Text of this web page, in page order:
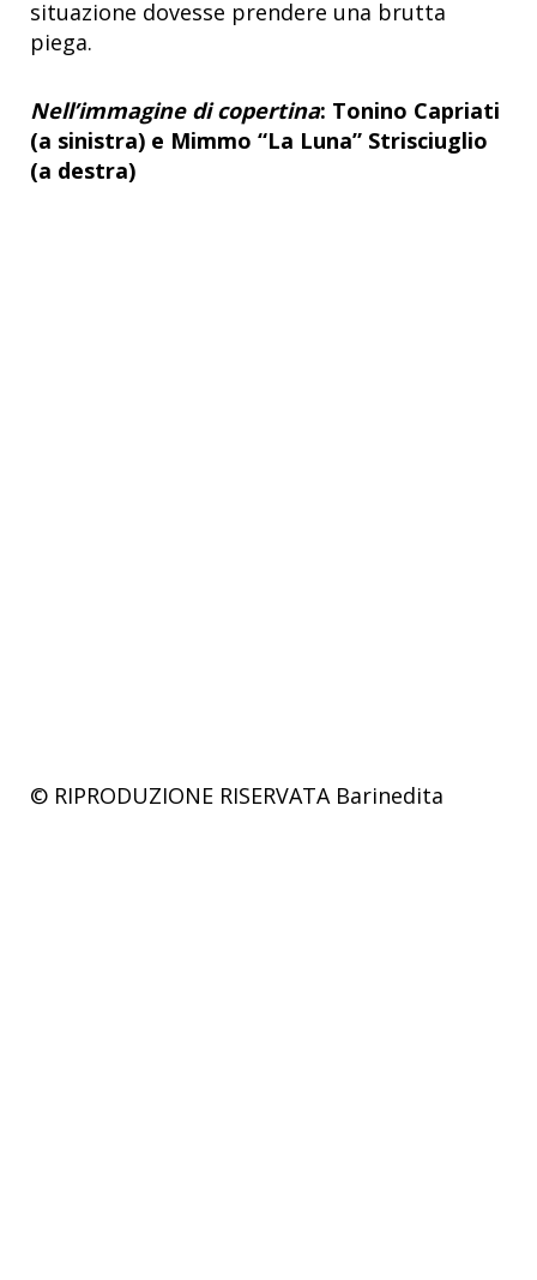
situazione dovesse prendere una brutta
piega.
Nell’immagine di copertina: Tonino Capriati
(a sinistra) e Mimmo “La Luna” Strisciuglio
(a destra)
© RIPRODUZIONE RISERVATA Barinedita